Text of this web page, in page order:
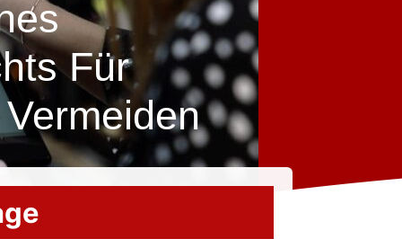
Für